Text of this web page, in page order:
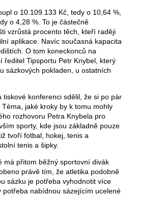
o 10.109.133 Kč, tedy o 10,64 %,
o 4,28 %. To je částečně
vzrůstá procento těch, kteří raději
aplikace. Navíc současná kapacita
O tom koneckonců na
ředitel Tipsportu Petr Knybel, který
sázkových pokladen, u ostatních
konferenci sdělil, že si po pár
jaké kroky by k tomu mohly
rozhovoru Petra Knybela pro
sporty, kde jsou základně pouze
tvoří fotbal, hokej, tenis a
tenis a šipky.
má přitom běžný sportovní divák
právě tím, že atletika podobně
sázku je potřeba vyhodnotit více
potřeba nabídnou sázejícím ucelené